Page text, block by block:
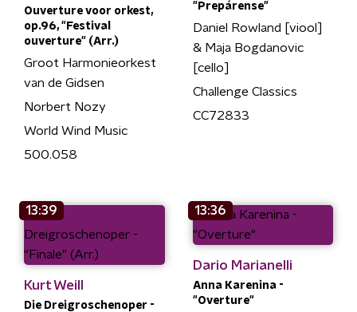
Ouverture voor orkest,
op.96, "Festival
ouverture" (Arr.)
Groot Harmonieorkest
van de Gidsen
Norbert Nozy
World Wind Music
500.058
"Prepárense"
Daniel Rowland [viool]
& Maja Bogdanovic
[cello]
Challenge Classics
CC72833
13:39
Kurt Weill
Die Dreigroschenoper -
13:36
Dario Marianelli
Anna Karenina -
"Overture"